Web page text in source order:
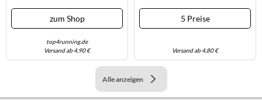
zum Shop
top4running.de
Versand ab 4,90 €
5 Preise
Versand ab 4,80 €
Alle anzeigen